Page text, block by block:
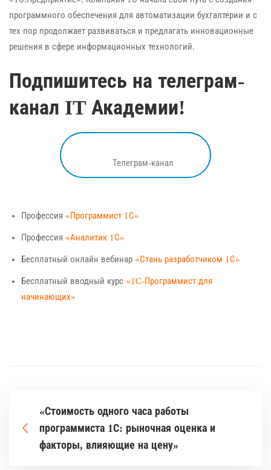
программного обеспечения для автоматизации бухгалтерии и с
тех пор продолжает развиваться и предлагать инновационные
решения в сфере информационных технологий.
Подпишитесь на телеграм-
канал IT Академии!
Телеграм-канал
Профессия «Программист 1С»
Профессия «Аналитик 1С»
Бесплатный онлайн вебинар «Стань разработчиком 1С»
Бесплатный вводный курс «1C-Программист для
начинающих»
«Стоимость одного часа работы
программиста 1С: рыночная оценка и
факторы, влияющие на цену»